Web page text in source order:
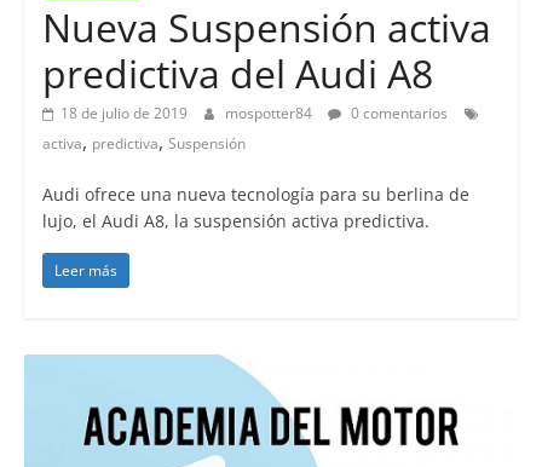
Nueva Suspensión activa
predictiva del Audi A8
18 de julio de 2019 mospotter84
0 comentarios
activa, predictiva, Suspensión
Audi ofrece una nueva tecnología para su berlina de
lujo, el Audi A8, la suspensión activa predictiva.
Leer más